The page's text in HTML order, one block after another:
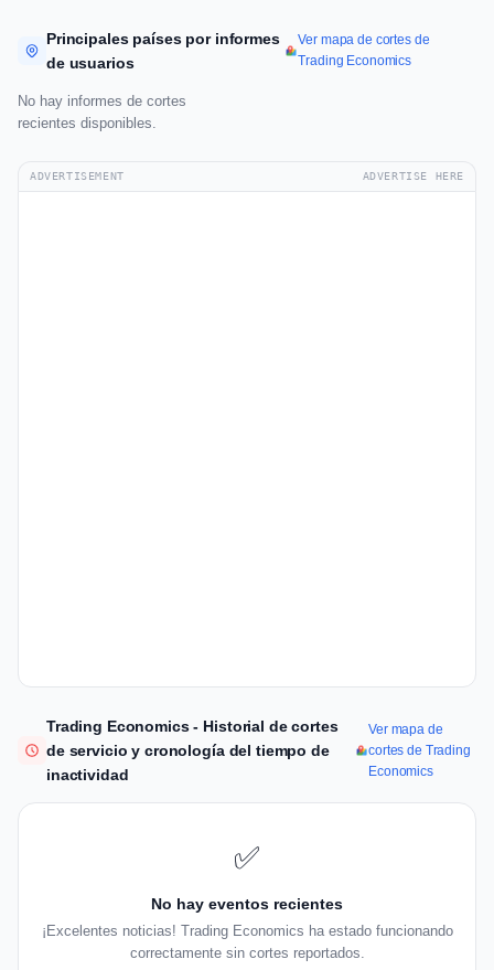
Principales países por informes
de usuarios
Ver mapa de cortes de
Trading Economics
No hay informes de cortes
recientes disponibles.
ADVERTISEMENT ADVERTISE HERE
Trading Economics - Historial de cortes
de servicio y cronología del tiempo de
inactividad
Ver mapa de
cortes de Trading
Economics
✅
No hay eventos recientes
¡Excelentes noticias! Trading Economics ha estado funcionando
correctamente sin cortes reportados.